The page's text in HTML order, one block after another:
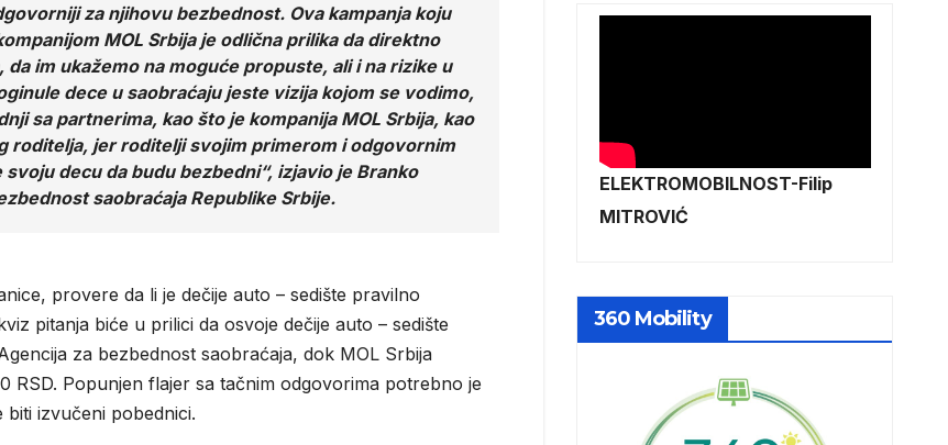
za njihovu bezbednost. Ova kampanja koju
MOL Srbija je odlična prilika da direktno
im ukažemo na moguće propuste, ali i na rizike u
dece u saobraćaju jeste vizija kojom se vodimo,
sa partnerima, kao što je kompanija MOL Srbija, kao
roditelja, jer roditelji svojim primerom i odgovornim
decu da budu bezbedni“, izjavio je Branko
saobraćaja Republike Srbije.
provere da li je dečije auto – sedište pravilno
pitanja biće u prilici da osvoje dečije auto – sedište
za bezbednost saobraćaja, dok MOL Srbija
Popunjen flajer sa tačnim odgovorima potrebno je
izvučeni pobednici.
ELEKTROMOBILNOST-Filip
MITROVIĆ
360 Mobility